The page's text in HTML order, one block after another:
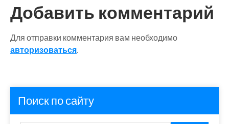
Добавить комментарий
Для отправки комментария вам необходимо
авторизоваться.
Поиск по сайту